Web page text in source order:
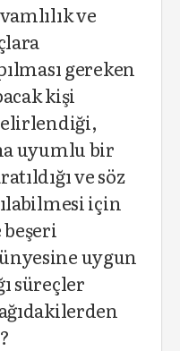
ve
gereken
kişi
uyumlu bir
ve söz
için
uygun
süreçler